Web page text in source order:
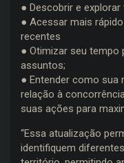
● Descobrir e
● Acessar mais
recentes
● Otimizar seu tempo
assuntos;
● Entender como sua
relação à
suas ações para
“Essa atualização
identifiquem